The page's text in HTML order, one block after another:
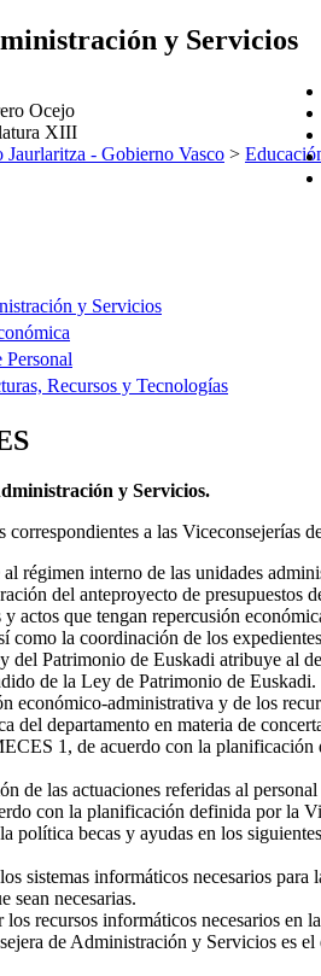
y Servicios
Ocejo
XIII
Jaurlaritza - Gobierno Vasco >
y Servicios
Recursos y Tecnologías
y Servicios.
correspondientes a las
régimen interno de las unidades
del anteproyecto de presupuestos
actos que tengan repercusión
como la coordinación de los
del Patrimonio de Euskadi atribuye al
de la Ley de Patrimonio de Euskadi.
económico-administrativa y de los
del departamento en materia de
1, de acuerdo con la
de las actuaciones referidas al
con la planificación definida por la
política becas y ayudas en los
sistemas informáticos necesarios para
sean necesarias.
recursos informáticos necesarios en
de Administración y Servicios es